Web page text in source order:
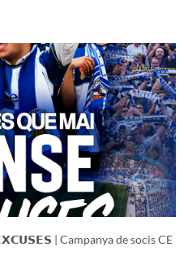
| Campanya de socis CE